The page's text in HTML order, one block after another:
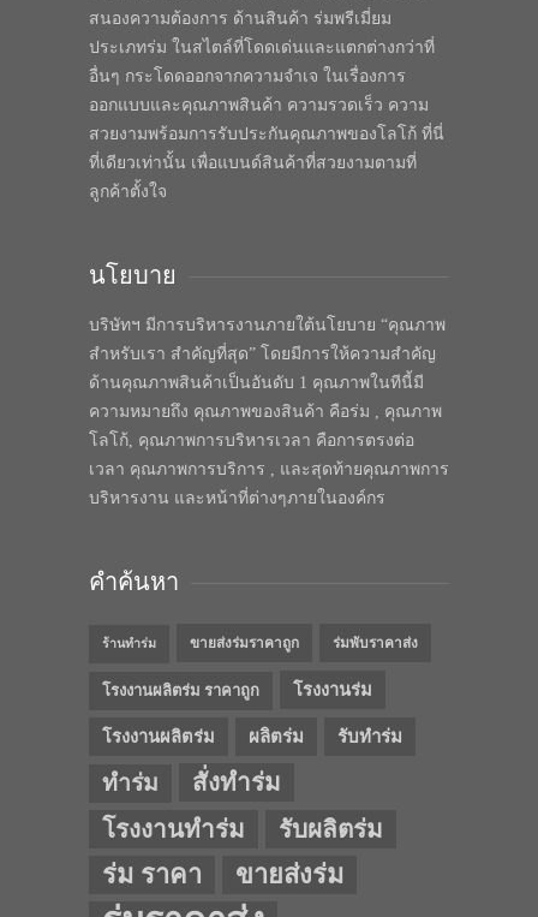
สนองความต้องการ ด้านสินค้า ร่มพรีเมี่ยม
ประเภทร่ม ในสไตล์ที่โดดเด่นและแตกต่างกว่าที่
อื่นๆ กระโดดออกจากความจำเจ ในเรื่องการ
ออกแบบและคุณภาพสินค้า ความรวดเร็ว ความ
สวยงามพร้อมการรับประกันคุณภาพของโลโก้ ที่นี่
ที่เดียวเท่านั้น เพื่อแบนด์สินค้าที่สวยงามตามที่
ลูกค้าตั้งใจ
นโยบาย
บริษัทฯ มีการบริหารงานภายใต้นโยบาย “คุณภาพ
สำหรับเรา สำคัญที่สุด” โดยมีการให้ความสำคัญ
ด้านคุณภาพสินค้าเป็นอันดับ 1 คุณภาพในทีนี้มี
ความหมายถึง คุณภาพของสินค้า คือร่ม , คุณภาพ
โลโก้, คุณภาพการบริหารเวลา คือการตรงต่อ
เวลา คุณภาพการบริการ , และสุดท้ายคุณภาพการ
บริหารงาน และหน้าที่ต่างๆภายในองค์กร
คำค้นหา
ร้านทำร่ม ขายส่งร่มราคาถูก ร่มพับราคาส่ง
โรงงานผลิตร่ม ราคาถูก โรงงานร่ม
โรงงานผลิตร่ม ผลิตร่ม รับทำร่ม
ทำร่ม
สั่งทำร่ม
โรงงานทำร่ม
รับผลิตร่ม
ร่ม ราคา ขายส่งร่ม